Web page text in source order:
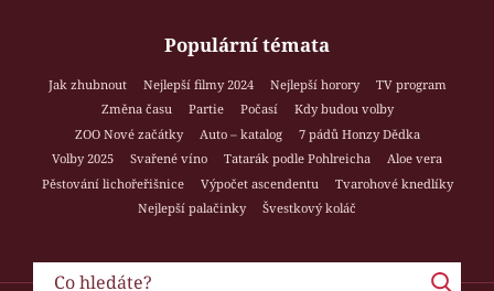
Populární témata
Jak zhubnout Nejlepší filmy 2024 Nejlepší horory
TV program
Změna času
Partie Počasí
Kdy budou volby
ZOO Nové začátky
Auto – katalog
7 pádů Honzy Dědka
Volby 2025
Svařené víno Tatarák podle Pohlreicha
Aloe vera
Pěstování lichořeřišnice
Výpočet ascendentu
Tvarohové knedlíky
Nejlepší palačinky
Švestkový koláč